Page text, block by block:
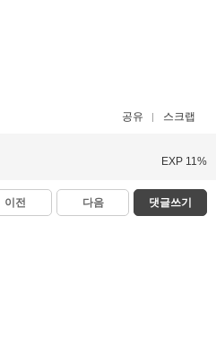
공유 스크랩
EXP 11%
이전 다음 댓글쓰기